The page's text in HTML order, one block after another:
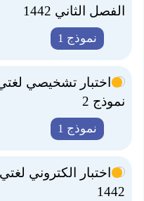
الفصل الثاني 1442
نموذج 1
نموذج 2
نموذج 1
اختبار الكتروني
1442